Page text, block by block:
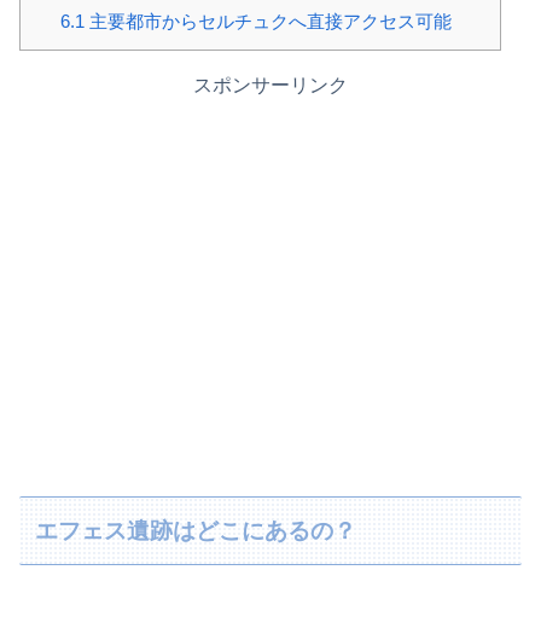
6.1 主要都市からセルチュクへ直接アクセス可能
スポンサーリンク
エフェス遺跡はどこにあるの？